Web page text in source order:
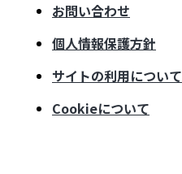
お問い合わせ
個人情報保護方針
サイトの利用について
Cookieについて